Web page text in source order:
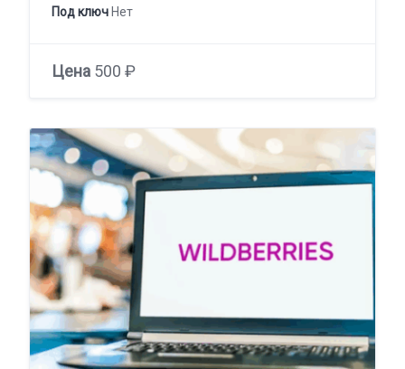
Под ключ Нет
Цена 500 ₽